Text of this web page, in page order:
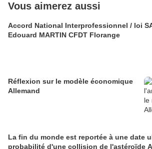
Vous aimerez aussi
Accord National Interprofessionnel / loi
Edouard MARTIN CFDT Florange
Réflexion sur le modèle économique
Allemand
La fin du monde est reportée à une date
probabilité d'une collision de l'astéroïde